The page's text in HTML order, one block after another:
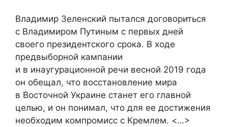
Владимир Зеленский пытался договориться
с Владимиром Путиным с первых дней
своего президентского срока. В ходе
предвыборной кампании
и в инаугурационной речи весной 2019 года
он обещал, что восстановление мира
в Восточной Украине станет его главной
целью, и он понимал, что для ее достижения
необходим компромисс с Кремлем. <…>